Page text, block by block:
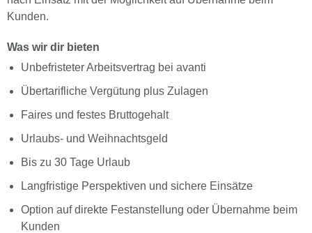
Kunden.
Was wir dir bieten
Unbefristeter Arbeitsvertrag bei avanti
Übertarifliche Vergütung plus Zulagen
Faires und festes Bruttogehalt
Urlaubs- und Weihnachtsgeld
Bis zu 30 Tage Urlaub
Langfristige Perspektiven und sichere Einsätze
Option auf direkte Festanstellung oder Übernahme beim
Kunden